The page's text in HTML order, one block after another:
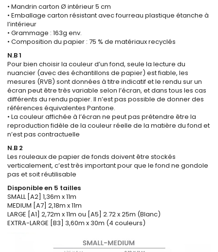
• Mandrin carton Ø intérieur 5 cm
• Emballage carton résistant avec fourreau plastique étanche à
l’intérieur
• Grammage : 163g env.
• Composition du papier : 75 % de matériaux recyclés
N.B 1
Pour bien choisir la couleur d’un fond, seule la lecture du
nuancier (avec des échantillons de papier) est fiable, les
mesures (RVB) sont données à titre indicatif et le rendu sur un
écran peut être très variable selon l’écran, et dans tous les cas
différents du rendu papier. Il n’est pas possible de donner des
références équivalentes Pantone.
• La couleur affichée à l’écran ne peut pas prétendre être la
reproduction fidèle de la couleur réelle de la matière du fond et
n’est pas contractuelle
N.B 2
Les rouleaux de papier de fonds doivent être stockés
verticalement, c’est très important pour que le fond ne gondole
pas et soit réutilisable
Disponible en 5 tailles
SMALL [A2] 1,36m x 11m
MEDIUM [A7] 2,18m x 11m
LARGE [A1] 2,72m x 11m ou [A5] 2.72 x 25m (Blanc)
EXTRA-LARGE [B3] 3,60m x 30m (4 couleurs)